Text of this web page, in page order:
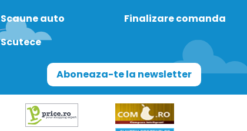
Scaune auto
Scutece
Finalizare comanda
Aboneaza-te la newsletter